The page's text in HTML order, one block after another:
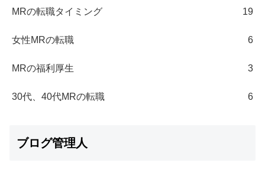
MRの転職タイミング 19
女性MRの転職 6
MRの福利厚生 3
30代、40代MRの転職 6
ブログ管理人